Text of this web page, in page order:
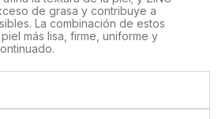
de grasa y contribuye a
La combinación de estos
más lisa, firme, uniforme y